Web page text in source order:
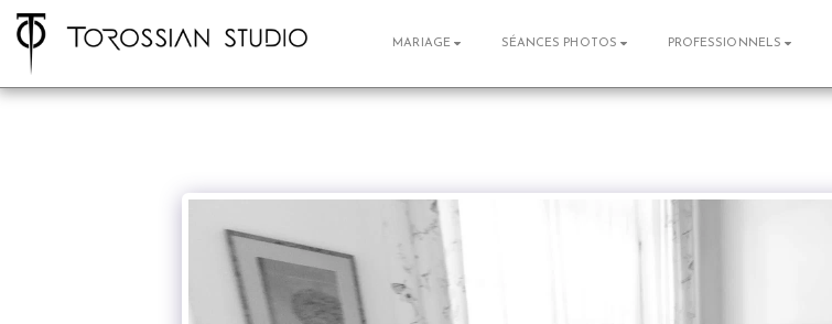
MARIAGE SÉANCES PHOTOS PROFESSIONNELS